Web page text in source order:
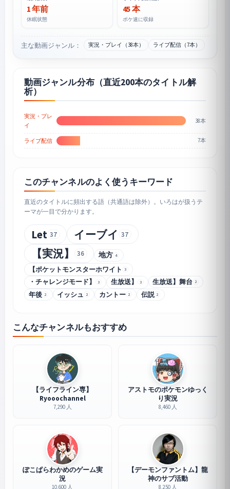
1 年前
休眠状態
45 本
ポケ速に収録
主な動画ジャンル： 実況・プレイ（38本） ライブ配信（7本）
動画ジャンル分布（直近200本のタイトル解
析）
実況・プレ
イ
38本
ライブ配信 7本
このチャンネルのよく使うキーワード
直近のタイトルに頻出する語（共通語は除外）。いろはが扱うテ
ーマが一目で分かります。
Let 37 イーブイ 37
【実況】 36 地方 4
【ポケットモンスターホワイト 3
・チャレンジモード】 3 生放送】 3 生放送】舞台 2
年後 2 イッシュ 2 カントー 2 伝説 2
こんなチャンネルもおすすめ
【ライフライン専】
Ryooochannel
7,290 人
アストモのポケモンゆっく
り実況
8,460 人
ぽこぱらわかめのゲーム実
況
10,600 人
【デーモンファントム】龍
神のサブ活動
8,250 人